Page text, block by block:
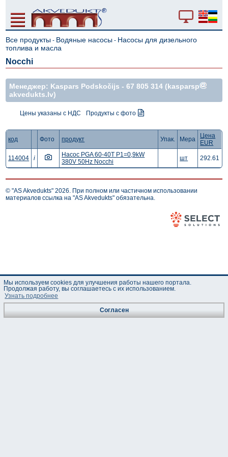
Все продукты - Водяные насосы - Насосы для дизельного
топлива и масла
Nocchi
Mенеджер: Kaspars Podskočijs -67 805 314 (kasparsp
akvedukts.lv)
Цены указаны с НДС Продукты с фото
код Фото продукт Упак. Мера
Цена
EUR
114004 i
Hacoc PGA 60-40T P1=0,9kW
380V 50Hz Nocchi
шт 292.61
© "AS Akvedukts" 2026. При полном или частичном использовании
материалов ссылка на "AS Akvedukts" обязательна.
Мы используем cookies для улучшения работы нашего портала.
Продолжая работу, вы соглашаетесь с их использованием.
Узнать подробнее
Согласен